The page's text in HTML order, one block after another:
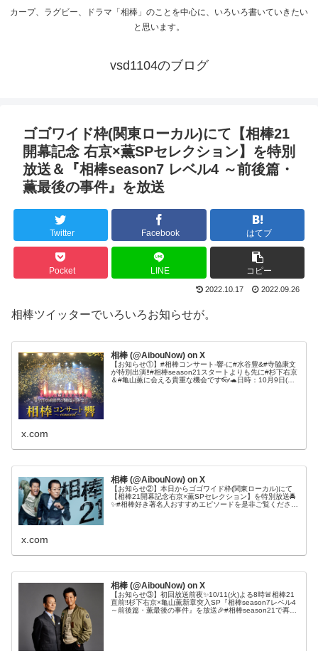
カープ、ラグビー、ドラマ「相棒」のことを中心に、いろいろ書いていきたい
と思います。
vsd1104のブログ
ゴゴワイド枠(関東ローカル)にて【相棒21
開幕記念 右京×薫SPセレクション】を特別
放送＆『相棒season7 レベル4 ～前後篇・
薫最後の事件』を放送
Twitter Facebook はてブ
Pocket LINE コピー
2022.10.17 2022.09.26
相棒ツイッターでいろいろお知らせが。
相棒 (@AibouNow) on X
【お知らせ①】#相棒コンサート-響-に#水谷豊&#寺脇康文
が特別出演‼️#相棒season21スタートよりも先に#杉下右京
＆#亀山薫に会える貴重な機会です👓🐢日時：10月9日(日)
x.com
相棒 (@AibouNow) on X
【お知らせ②】本日からゴゴワイド枠(関東ローカル)にて
【相棒21開幕記念右京×薫SPセレクション】を特別放送🚔
✨#相棒好き著名人おすすめエピソードを是非ご覧ください
x.com
相棒 (@AibouNow) on X
【お知らせ③】初回放送前夜✨10/11(火)よる8時🚨相棒21
直前‼️杉下右京×亀山薫新章突入SP『相棒season7レベル4
～前後篇・薫最後の事件』を放送🎉#相棒season21で再会